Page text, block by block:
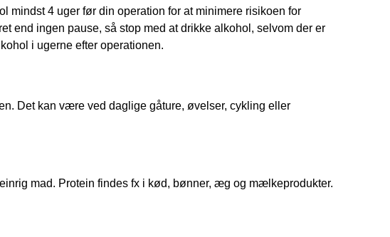
mindst 4 uger før din operation for at minimere risikoen for
end ingen pause, så stop med at drikke alkohol, selvom der er
i ugerne efter operationen.
Det kan være ved daglige gåture, øvelser, cykling eller
mad. Protein findes fx i kød, bønner, æg og mælkeprodukter.